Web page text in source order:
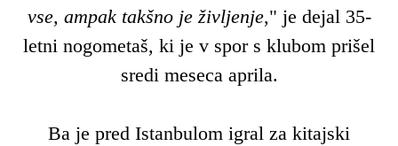
vse, ampak takšno je življenje," je dejal 35-
letni nogometaš, ki je v spor s klubom prišel
sredi meseca aprila.
Ba je pred Istanbulom igral za kitajski